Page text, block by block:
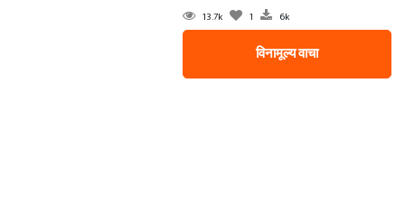
13.7k 1 6k
विनामूल्य वाचा